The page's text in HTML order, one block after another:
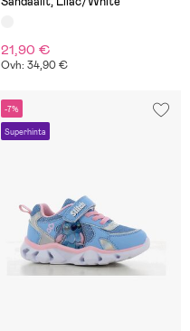
21,90 €
Ovh: 34,90 €
-7%
Superhinta